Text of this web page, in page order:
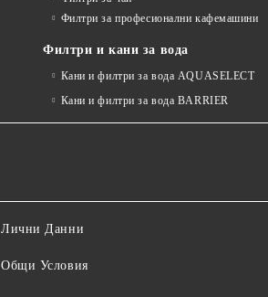
Филтри за професионални кафемашини
Филтри и кани за вода
Кани и филтри за вода AQUASELECT
Кани и филтри за вода BARRIER
Лични Данни
Общи Условия